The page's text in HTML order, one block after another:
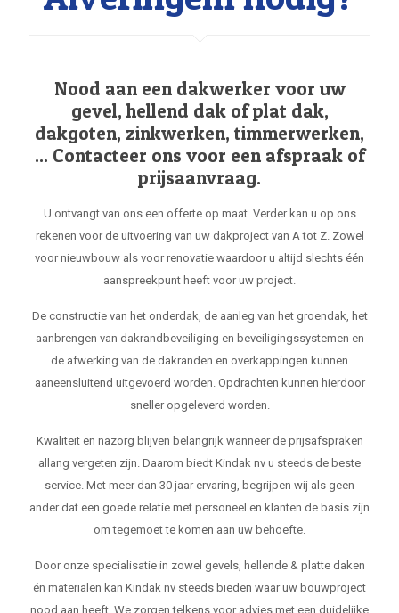
Nood aan een dakwerker voor uw
gevel, hellend dak of plat dak,
dakgoten, zinkwerken, timmerwerken,
... Contacteer ons voor een afspraak of
prijsaanvraag.
U ontvangt van ons een offerte op maat. Verder kan u op ons
rekenen voor de uitvoering van uw dakproject van A tot Z. Zowel
voor nieuwbouw als voor renovatie waardoor u altijd slechts één
aanspreekpunt heeft voor uw project.
De constructie van het onderdak, de aanleg van het groendak, het
aanbrengen van dakrandbeveiliging en beveiligingssystemen en
de afwerking van de dakranden en overkappingen kunnen
aaneensluitend uitgevoerd worden. Opdrachten kunnen hierdoor
sneller opgeleverd worden.
Kwaliteit en nazorg blijven belangrijk wanneer de prijsafspraken
allang vergeten zijn. Daarom biedt Kindak nv u steeds de beste
service. Met meer dan 30 jaar ervaring, begrijpen wij als geen
ander dat een goede relatie met personeel en klanten de basis zijn
om tegemoet te komen aan uw behoefte.
Door onze specialisatie in zowel gevels, hellende & platte daken
én materialen kan Kindak nv steeds bieden waar uw bouwproject
nood aan heeft. We zorgen telkens voor advies met een duidelijke